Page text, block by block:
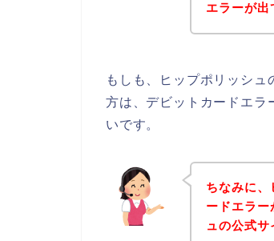
エラーが出
もしも、ヒップポリッシ
方は、デビットカードエラ
いです。
ちなみに、
ードエラ
ュの公式